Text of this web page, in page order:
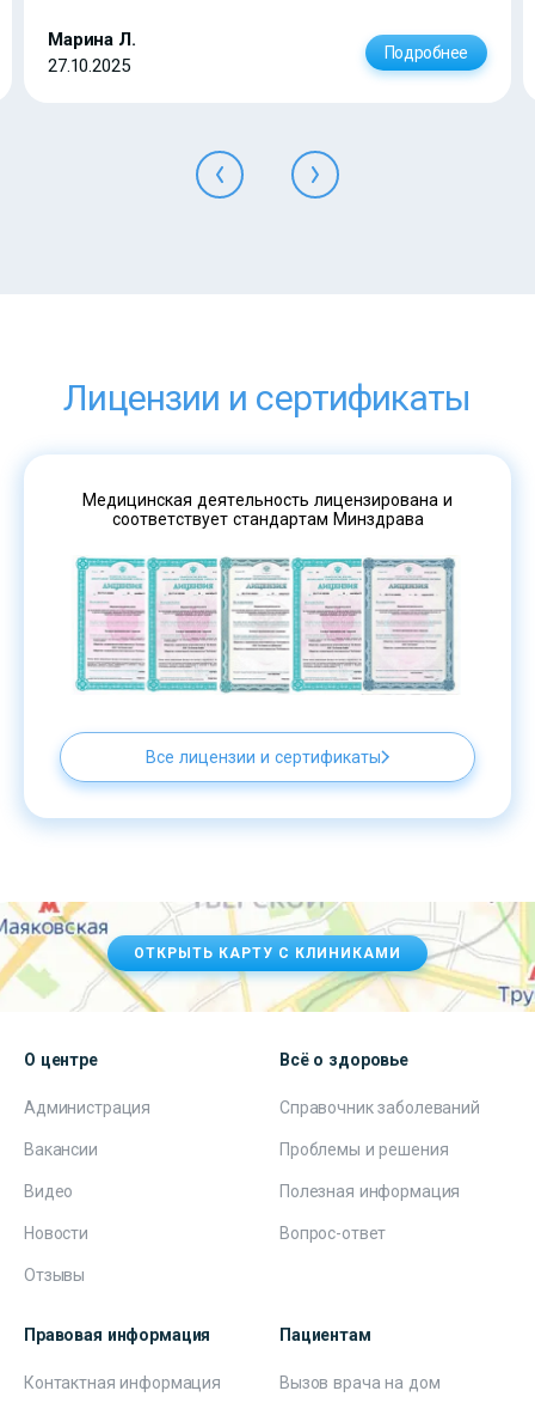
Марина Л.
27.10.2025
Подробнее
Лицензии и сертификаты
Медицинская деятельность лицензирована и
соответствует стандартам Минздрава
Все лицензии и сертификаты
ОТКРЫТЬ КАРТУ С КЛИНИКАМИ
О центре
Администрация
Вакансии
Видео
Новости
Отзывы
Всё о здоровье
Справочник заболеваний
Проблемы и решения
Полезная информация
Вопрос-ответ
Правовая информация
Контактная информация
Пациентам
Вызов врача на дом